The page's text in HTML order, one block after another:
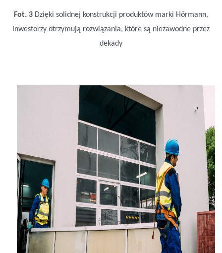
Fot. 3 Dzięki solidnej konstrukcji produktów marki Hörmann,
inwestorzy otrzymują rozwiązania, które są niezawodne przez
dekady